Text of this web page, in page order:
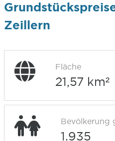
Zeillern
Fläche
21,57 km²
Bevölkerung
1.935